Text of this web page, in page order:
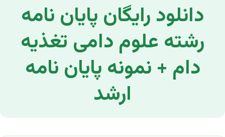
دانلود رایگان پایان نامه
رشته علوم دامی تغذیه
دام + نمونه پایان نامه
ارشد